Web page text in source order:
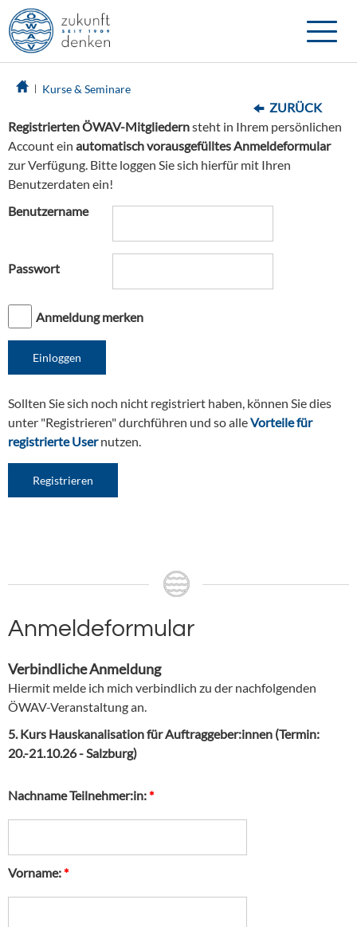
Toggle
Kurse & Seminare
ZURÜCK
Registrierten ÖWAV-Mitgliedernsteht in Ihrem persönlichen
Account ein automatisch vorausgefülltes Anmeldeformular
zur Verfügung. Bitte loggen Sie sich hierfür mit Ihren
Benutzerdaten ein!
Benutzername
Passwort
Anmeldung merken
Sollten Sie sich noch nicht registriert haben, können Sie dies
unter "Registrieren" durchführen und so alleVorteile für
registrierte User nutzen.
Registrieren
Anmeldeformular
Verbindliche Anmeldung
Hiermit melde ich mich verbindlich zu der nachfolgenden
ÖWAV-Veranstaltung an.
5. Kurs Hauskanalisation für Auftraggeber:innen (Termin:
20.-21.10.26 - Salzburg)
Nachname Teilnehmer:in:*
Vorname:*